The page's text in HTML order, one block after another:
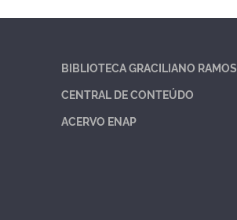
BIBLIOTECA GRACILIANO RAMOS
CENTRAL DE CONTEÚDO
ACERVO ENAP